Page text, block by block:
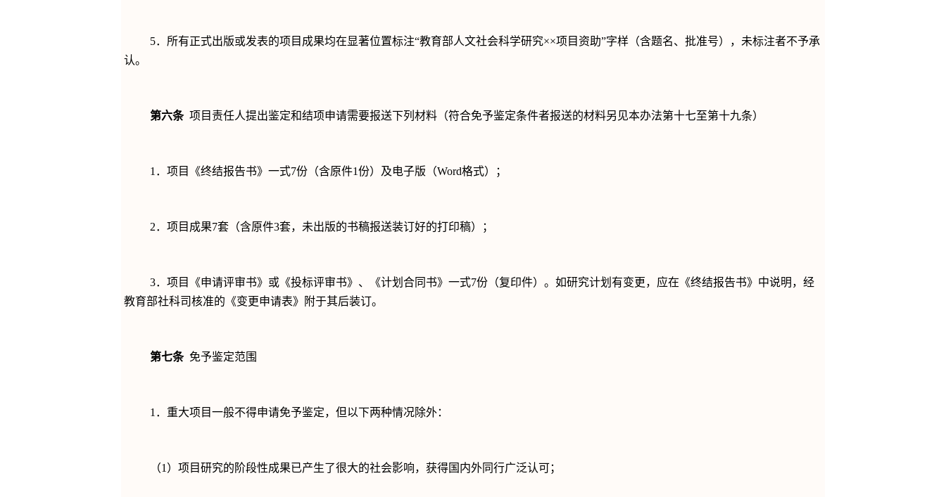
5．所有正式出版或发表的项目成果均在显著位置标注“教育部人文社会科学研究××项目资助”字样（含题名、批准号），未标注者不予承
认。
第六条 项目责任人提出鉴定和结项申请需要报送下列 材料（符合免予鉴定条件者报送的材料另见本办法第十七至第十九条）
1 ．项目《终结报告书》一式7份（含原件1份）及电子版（Word格式）；
2．项目成果7套（含原件3套，未出版的书稿报送装订好的打印稿）；
3．项目《申请评审书》或《投标评审书》、《计划合同书》一式7份（复印件）。如研究计划有变更，应在《终结报告书》中说明，经
教育部社科司核准的《变更申请表》附于其后装订。
第七条 免予鉴定范围
1 ．重大项目一般不得申请免予鉴定，但以下两种情况除外：
（1 ）项目研究的阶段性成果已产生了很大的社会影响，获得国内外同行广泛认可；